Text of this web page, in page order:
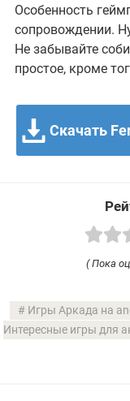
Особенность
сопровождении.
Не забывайте
простое, кроме
Скачать
( Пока
Игры Аркада на
Интересные игры для